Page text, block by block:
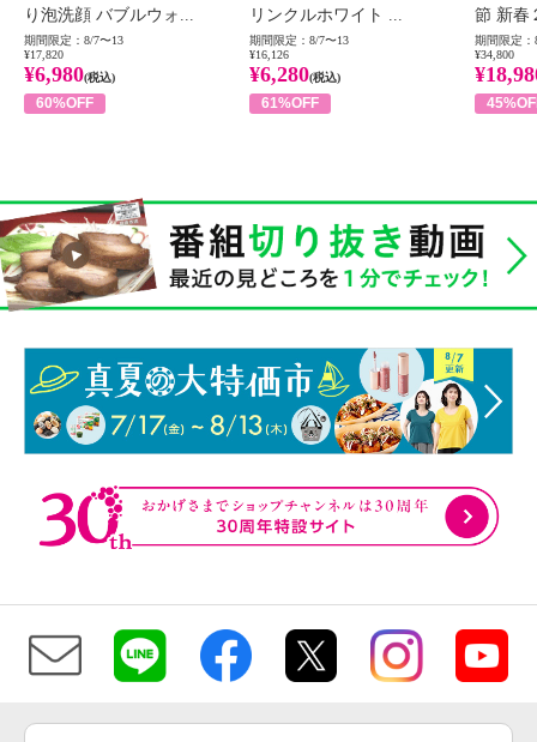
り泡洗顔 バブルウォ...
期間限定：8/7〜13
¥17,820
¥6,980(税込)
60%OFF
リンクルホワイト ...
期間限定：8/7〜13
¥16,126
¥6,280(税込)
61%OFF
節 新春
期間限定：
¥34,800